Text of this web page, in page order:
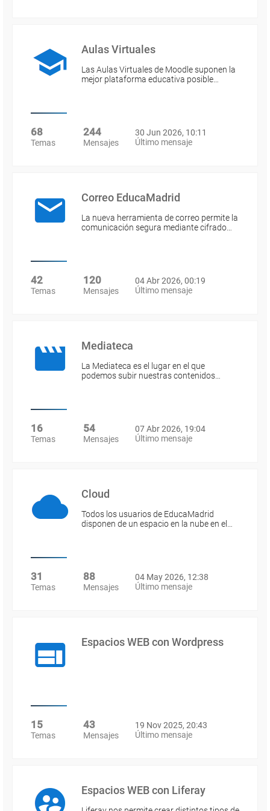
Aulas Virtuales
Las Aulas Virtuales de Moodle suponen la
mejor plataforma educativa posible…
68
Temas
244
Mensajes
30 Jun 2026, 10:11
Último mensaje
Correo EducaMadrid
La nueva herramienta de correo permite la
comunicación segura mediante cifrado…
42
Temas
120
Mensajes
04 Abr 2026, 00:19
Último mensaje
Mediateca
La Mediateca es el lugar en el que
podemos subir nuestras contenidos…
16
Temas
54
Mensajes
07 Abr 2026, 19:04
Último mensaje
Cloud
Todos los usuarios de EducaMadrid
disponen de un espacio en la nube en el…
31
Temas
88
Mensajes
04 May 2026, 12:38
Último mensaje
Espacios WEB con Wordpress
15
Temas
43
Mensajes
19 Nov 2025, 20:43
Último mensaje
Espacios WEB con Liferay